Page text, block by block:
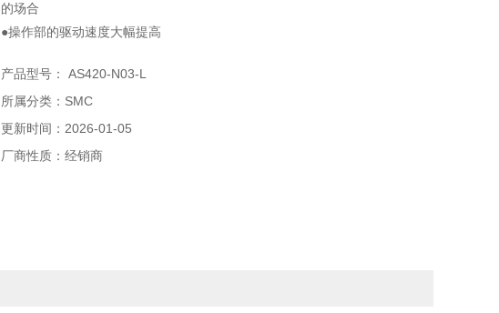
的场合
●操作部的驱动速度大幅提高
产品型号： AS420-N03-L
所属分类：SMC
更新时间：2026-01-05
厂商性质：经销商